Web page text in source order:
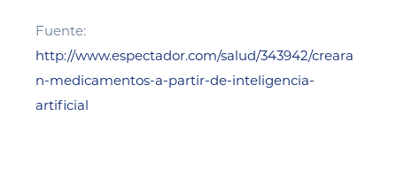
Fuente:
http://www.espectador.com/salud/343942/creara
n-medicamentos-a-partir-de-inteligencia-
artificial